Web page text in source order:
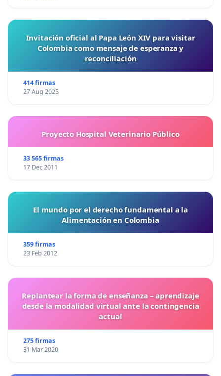
Invitación oficial al Papa León XIV para visitar
Colombia como mensaje de esperanza y
reconciliación
414 firmas
27 Aug 2025
Proyecto Hospital Veterinario Público
33 565 firmas
17 Dec 2011
El mundo por el derecho fundamental a la
Alimentación en Colombia
359 firmas
23 Feb 2012
Replantear la forma de enseñanza – aprendizaje
desde la modalidad virtual ante la contingencia
actual
275 firmas
31 Mar 2020